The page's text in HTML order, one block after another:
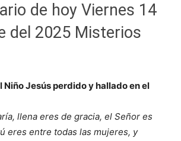
de hoy Viernes 14
del 2025 Misterios
Niño Jesús perdido y hallado en el
llena eres de gracia, el Señor es
eres entre todas las mujeres, y